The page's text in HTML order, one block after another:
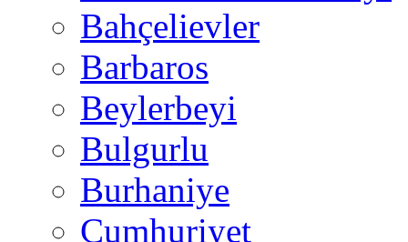
Bahçelievler
Barbaros
Beylerbeyi
Bulgurlu
Burhaniye
Cumhuriyet